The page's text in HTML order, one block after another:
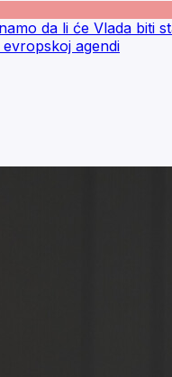
da li će Vlada biti
agendi